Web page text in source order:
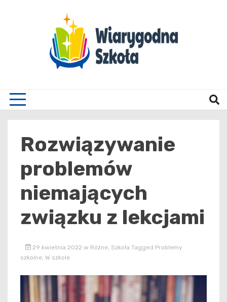
Rozwiązywanie
problemów
niemających
związku z lekcjami
29 kwietnia 2022 w Różne, Szkoła Tagged Problemy
szkolne W szkole